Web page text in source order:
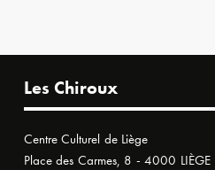
Les Chiroux
Centre Culturel de Liège
Place des Carmes, 8 - 4000 LIÈGE